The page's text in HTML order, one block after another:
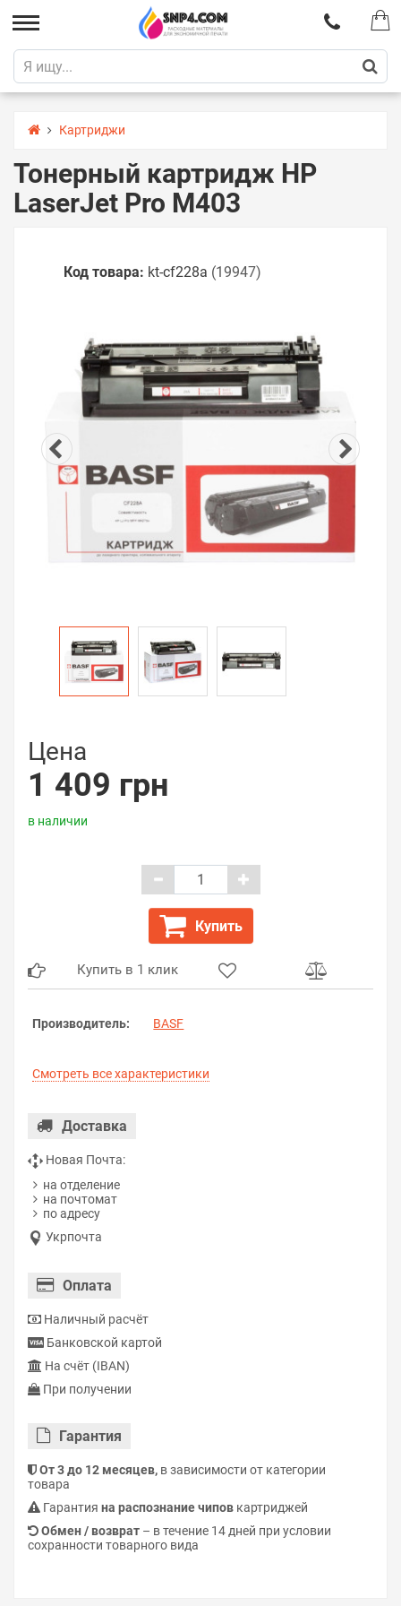
Картриджи
Тонерный картридж HP
LaserJet Pro M403
Код товара: kt-cf228a (19947)
Цена
1 409 грн
в наличии
Купить
Купить в 1 клик
Производитель: BASF
Смотреть все характеристики
Доставка
Новая Почта:
на отделение
на почтомат
по адресу
Укрпочта
Оплата
Наличный расчёт
Банковской картой
На счёт (IBAN)
При получении
Гарантия
От 3 до 12 месяцев, в зависимости от категории
товара
Гарантия на распознание чипов картриджей
Обмен / возврат – в течение 14 дней при условии
сохранности товарного вида